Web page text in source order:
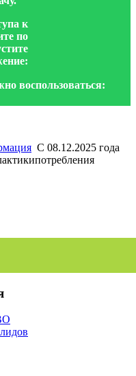
к
по
воспользоваться:
С 08.12.2025 года